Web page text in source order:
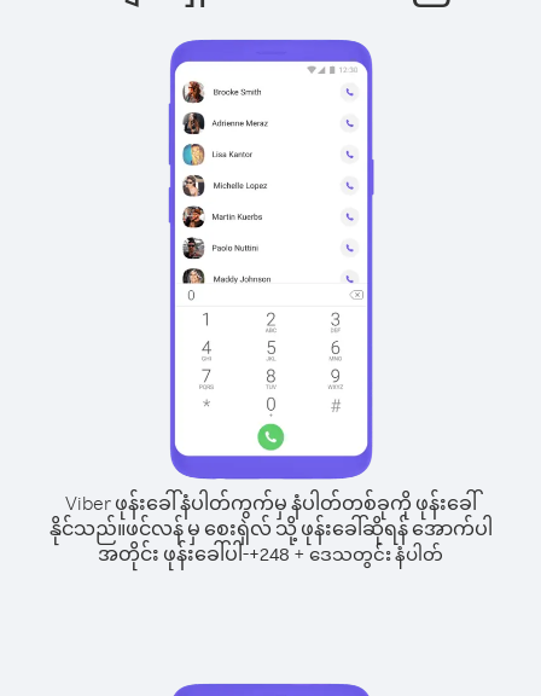
Viber ဖုန်းခေါ်နံပါတ်ကွက်မှ နံပါတ်တစ်ခုကို ဖုန်းခေါ်
နိုင်သည်။ဖင်လန် မှ စေးရှဲလ် သို့ ဖုန်းခေါ်ဆိုရန် အောက်ပါ
အတိုင်း ဖုန်းခေါ်ပါ-+248+ဒေသတွင်း နံပါတ်